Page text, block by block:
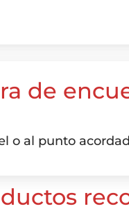
de
o al punto